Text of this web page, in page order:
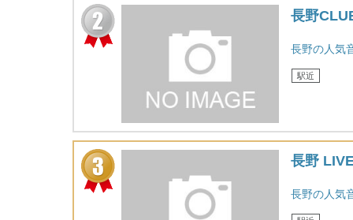
長野
長野の人気
駅近
長野
長野の人気